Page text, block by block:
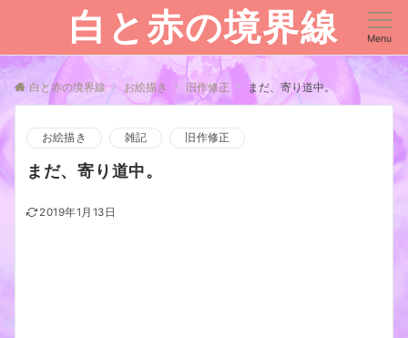
白と赤の境界線 Menu
白と赤の境界線 お絵描き 旧作修正 まだ、寄り道中。
お絵描き 雑記 旧作修正
まだ、寄り道中。
2019年1月13日